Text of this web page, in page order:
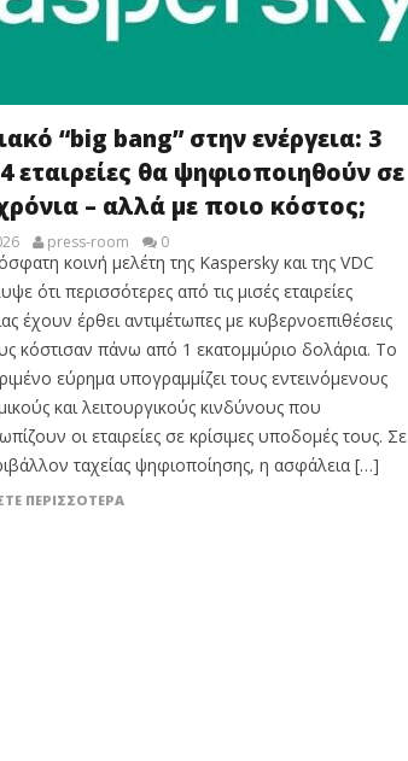
“big bang” στην ενέργεια: 3
εταιρείες θα ψηφιοποιηθούν σε
– αλλά με ποιο κόστος;
press-room 0
κοινή μελέτη της Kaspersky και της VDC
ότι περισσότερες από τις μισές εταιρείες
έχουν έρθει αντιμέτωπες με κυβερνοεπιθέσεις
κόστισαν πάνω από 1 εκατομμύριο δολάρια. Το
εύρημα υπογραμμίζει τους εντεινόμενους
και λειτουργικούς κινδύνους που
οι εταιρείες σε κρίσιμες υποδομές τους. Σε
ταχείας ψηφιοποίησης, η ασφάλεια […]
ΠΕΡΙΣΣΌΤΕΡΑ